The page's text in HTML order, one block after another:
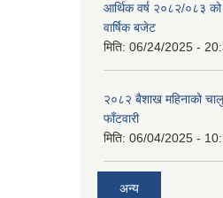
आर्थिक वर्ष २०८२/०८३ को
वार्षिक बजेट
मिति: 06/24/2025 -
२०८२ बैशाख महिनाको
फाँटवारी
मिति: 06/04/2025 -
अन्य